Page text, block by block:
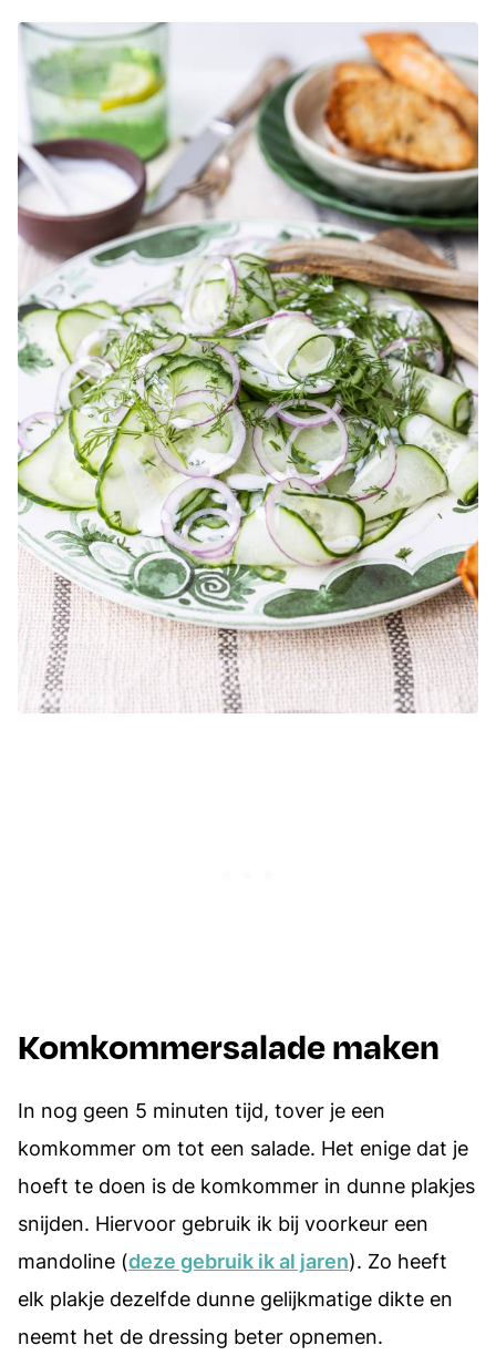
Komkommersalade maken
In nog geen 5 minuten tijd, tover je een
komkommer om tot een salade. Het enige dat je
hoeft te doen is de komkommer in dunne plakjes
snijden. Hiervoor gebruik ik bij voorkeur een
mandoline (deze gebruik ik al jaren). Zo heeft
elk plakje dezelfde dunne gelijkmatige dikte en
neemt het de dressing beter opnemen.